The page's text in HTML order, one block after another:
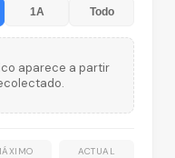
1A Todo
aparece a partir
ACTUAL